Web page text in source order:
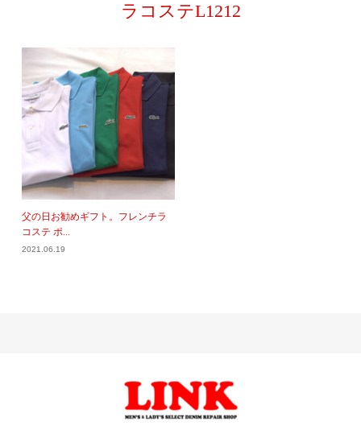
ラコステL1212
父の日お勧めギフト。フレンチラ
コステ ポ...
2021.06.19